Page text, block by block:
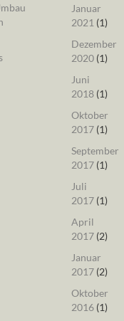
Januar
2021 (1)
Dezember
2020(1)
Juni
2018(1)
Oktober
2017(1)
September
2017(1)
Juli
2017(1)
April
2017(2)
Januar
2017(2)
Oktober
2016(1)